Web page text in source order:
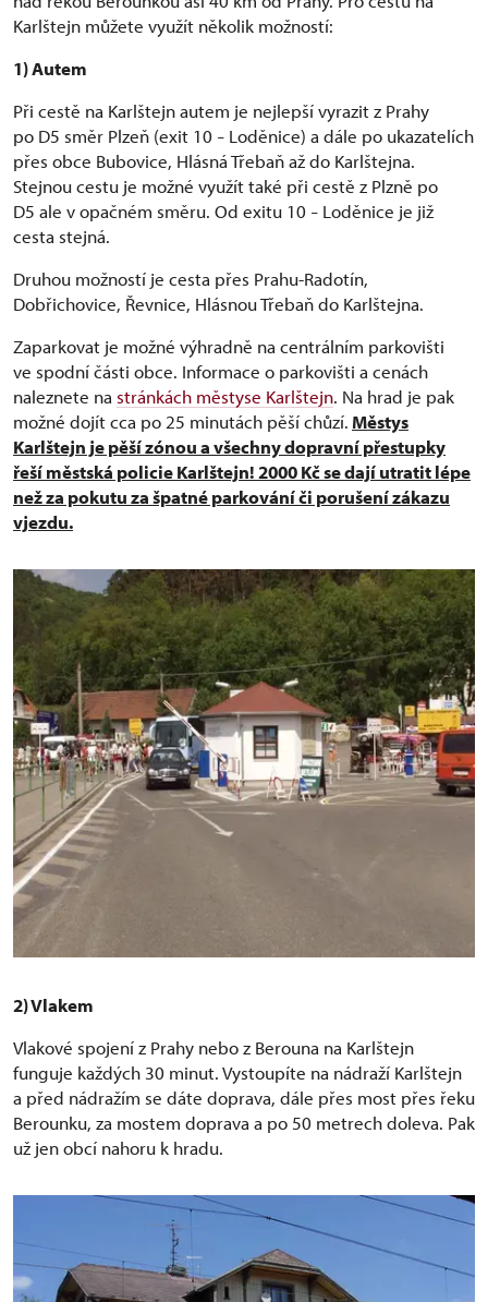
Karlštejn můžete využít několik možností:
1) Autem
Při cestě na Karlštejn autem je nejlepší vyrazit z Prahy
po D5 směr Plzeň (exit 10 – Loděnice) a dále po ukazatelích
přes obce Bubovice, Hlásná Třebaň až do Karlštejna.
Stejnou cestu je možné využít také při cestě z Plzně po
D5 ale v opačném směru. Od exitu 10 – Loděnice je již
cesta stejná.
Druhou možností je cesta přes Prahu-Radotín,
Dobřichovice, Řevnice, Hlásnou Třebaň do Karlštejna.
Zaparkovat je možné výhradně na centrálním parkovišti
ve spodní části obce. Informace o parkovišti a cenách
naleznete na stránkách městyse Karlštejn. Na hrad je pak
možné dojít cca po 25 minutách pěší chůzí. Městys
Karlštejn je pěší zónou a všechny dopravní přestupky
řeší městská policie Karlštejn! 2000 Kč se dají utratit lépe
než za pokutu za špatné parkování či porušení zákazu
vjezdu.
2) Vlakem
Vlakové spojení z Prahy nebo z Berouna na Karlštejn
funguje každých 30 minut. Vystoupíte na nádraží Karlštejn
a před nádražím se dáte doprava, dále přes most přes řeku
Berounku, za mostem doprava a po 50 metrech doleva. Pak
už jen obcí nahoru k hradu.